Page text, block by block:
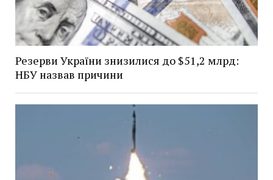
Резерви України знизилися до $51,2 млрд:
НБУ назвав причини